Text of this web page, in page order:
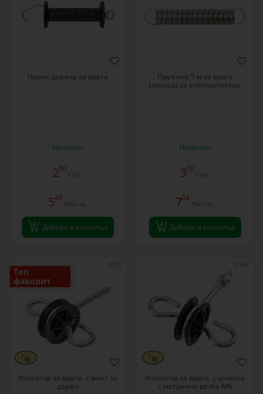
Черна дръжка за врата
Наличен
280
€ / бр.
548
Лева / бр.
Добави в кошница
Пружина 5 м за врата
(проход) за електропастир
Наличен
360
€ / бр.
704
Лева / бр.
Добави в кошница
0072
Топ
фаворит
Изолатор за врата, с винт за
дърво
Изолатор за врата, с шпилка
с метрична резба M6